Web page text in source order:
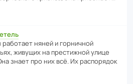
няней и горни­чной
живущих на прес­ти­жной улице
знает про них всё. Их распо­рядок